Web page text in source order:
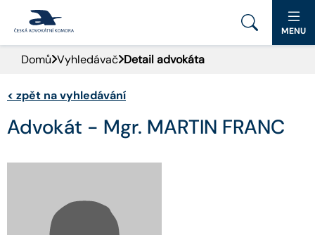
PORTÁL ČAK
DOMŮ
AKTUALITY
PRO VEŘEJNOST
MENU
Domů Vyhledávač Detail advokáta
< zpět na vyhledávání
Advokát - Mgr. MARTIN FRANC